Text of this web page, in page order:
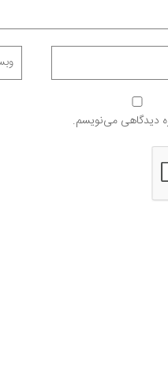
دیدگاهی می‌نویسم.